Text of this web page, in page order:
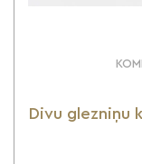
Divu glezniņu